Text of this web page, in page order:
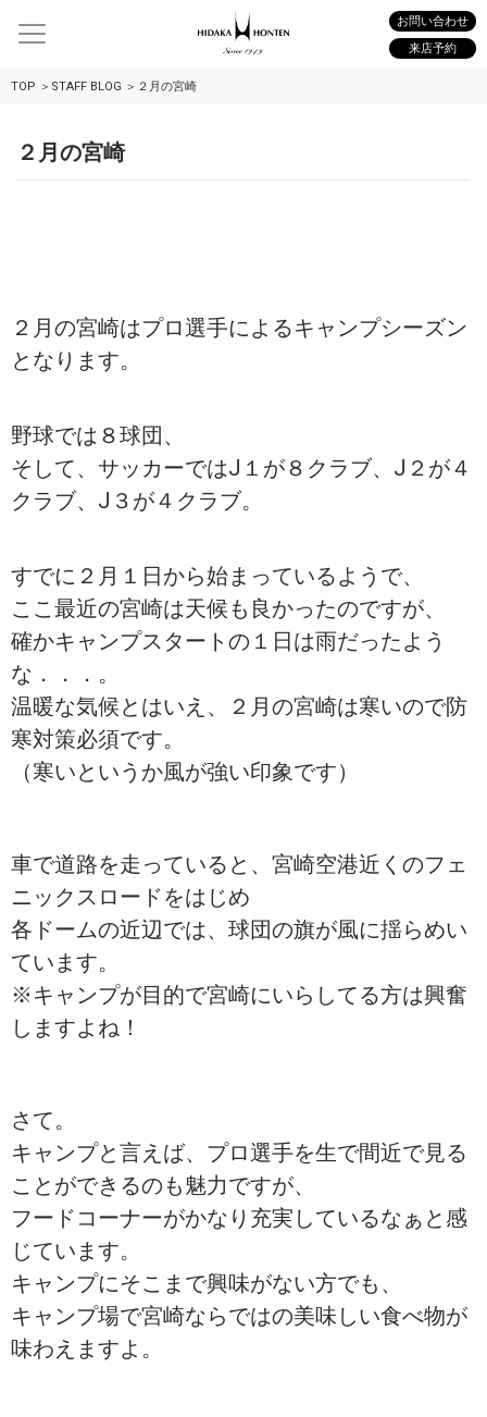
お問い合わせ
来店予約
TOP STAFF BLOG ２月の宮崎
２月の宮崎
２月の宮崎はプロ選手によるキャンプシーズン
となります。
野球では８球団、
そして、サッカーではJ１が８クラブ、J２が４
クラブ、J３が４クラブ。
すでに２月１日から始まっているようで、
ここ最近の宮崎は天候も良かったのですが、
確かキャンプスタートの１日は雨だったよう
な．．．。
温暖な気候とはいえ、２月の宮崎は寒いので防
寒対策必須です。
（寒いというか風が強い印象です）
車で道路を走っていると、宮崎空港近くのフェ
ニックスロードをはじめ
各ドームの近辺では、球団の旗が風に揺らめい
ています。
※キャンプが目的で宮崎にいらしてる方は興奮
しますよね！
さて。
キャンプと言えば、プロ選手を生で間近で見る
ことができるのも魅力ですが、
フードコーナーがかなり充実しているなぁと感
じています。
キャンプにそこまで興味がない方でも、
キャンプ場で宮崎ならではの美味しい食べ物が
味わえますよ。